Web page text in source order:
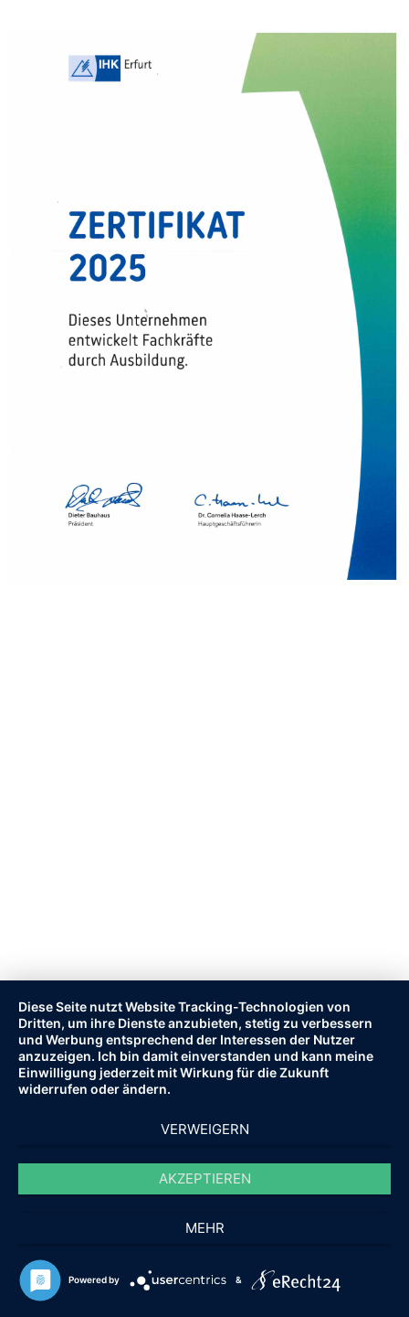
FAQ IMPRESSUM
AGB
Diese Seite nutzt Website Tracking-Technologien von
Dritten, um ihre Dienste anzubieten, stetig zu verbessern
und Werbung entsprechend der Interessen der Nutzer
anzuzeigen. Ich bin damit einverstanden und kann meine
Einwilligung jederzeit mit Wirkung für die Zukunft
widerrufen oder ändern.
VERWEIGERN
AKZEPTIEREN
MEHR
Powered by &